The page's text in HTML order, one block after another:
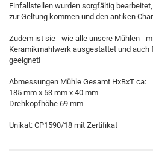
Einfallstellen wurden sorgfältig
zur Geltung kommen und den antiken
Zudem ist sie - wie alle unsere Mühlen -
Keramikmahlwerk ausgestattet und auch
geeignet!
Abmessungen Mühle Gesamt HxBxT ca:
185 mm x 53 mm x 40 mm
Drehkopfhöhe 69 mm
Unikat: CP1590/18 mit Zertifikat